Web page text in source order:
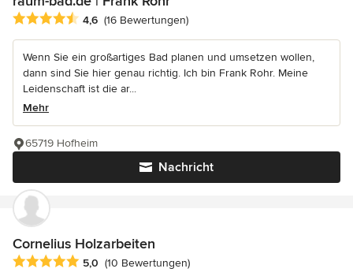
Durchschnittliche Bewertung: 4.6 von 5 Sternen
4,6 (16 Bewertungen)
Wenn Sie ein großartiges Bad planen und umsetzen wollen,
dann sind Sie hier genau richtig. Ich bin Frank Rohr. Meine
Leidenschaft ist die ar...
Mehr
Nachricht
65719 Hofheim
Cornelius Holzarbeiten
Durchschnittliche Bewertung: 5 von 5 Sternen
5,0 (10 Bewertungen)